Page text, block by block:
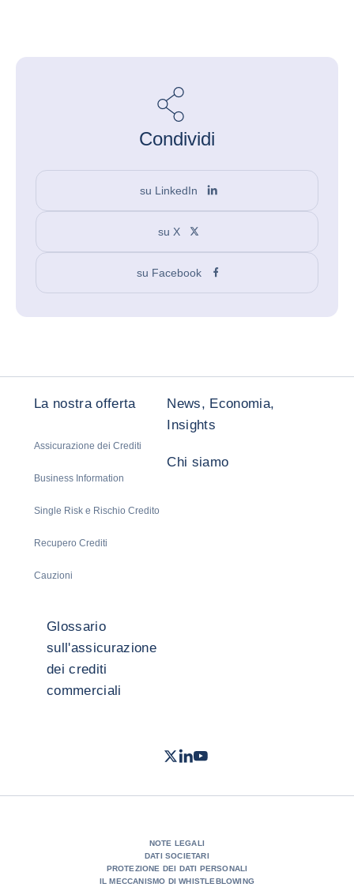
Condividi
su LinkedIn
su X
su Facebook
La nostra offerta
Assicurazione dei Crediti
Business Information
Single Risk e Rischio Credito
Recupero Crediti
Cauzioni
News, Economia,
Insights
Chi siamo
Glossario
sull'assicurazione
dei crediti
commerciali
Twitter- Coface
LinkedIn
Youtube
NOTE LEGALI
DATI SOCIETARI
PROTEZIONE DEI DATI PERSONALI
IL MECCANISMO DI WHISTLEBLOWING